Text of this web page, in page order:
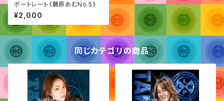
ポートレート《藤原あむNo.5》
¥2,000
同じカテゴリの商品